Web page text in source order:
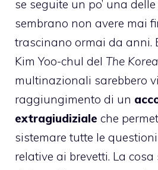
se seguite un po’ una
sembrano non avere mai
trascinano ormai da anni.
Kim Yoo-chul del The
multinazionali sarebbero
raggiungimento di un
extragiudiziale che
sistemare tutte le
relative ai brevetti. La